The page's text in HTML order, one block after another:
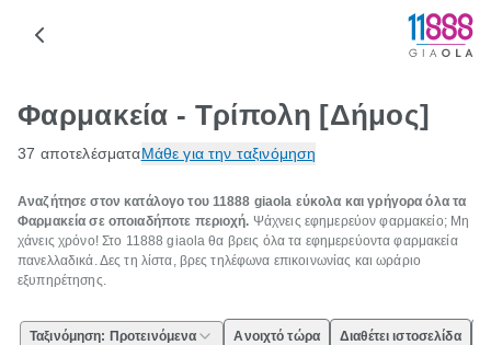
Φαρμακεία - Τρίπολη [Δήμος]
37 αποτελέσματαΜάθε για την ταξινόμηση
Αναζήτησε στον κατάλογο του 11888 giaola εύκολα και γρήγορα όλα τα
Φαρμακεία σε οποιαδήποτε περιοχή. Ψάχνεις εφημερεύον φαρμακείο; Μη
χάνεις χρόνο! Στο 11888 giaola θα βρεις όλα τα εφημερεύοντα φαρμακεία
πανελλαδικά. Δες τη λίστα, βρες τηλέφωνα επικοινωνίας και ωράριο
εξυπηρέτησης.
Ταξινόμηση: Προτεινόμενα Ανοιχτό τώρα Διαθέτει ιστοσελίδα